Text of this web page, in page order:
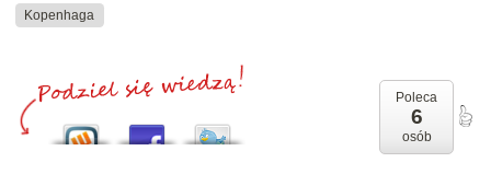
Kopenhaga
Poleca
6
osób